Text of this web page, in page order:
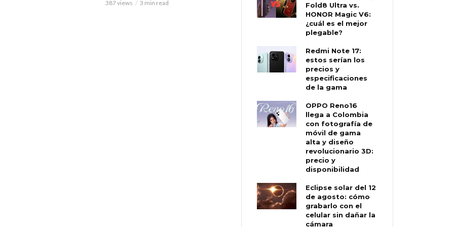
387 views 3 min read
Fold8 Ultra vs.
HONOR Magic V6:
¿cuál es el mejor
plegable?
Redmi Note 17:
estos serían los
precios y
especificaciones
de la gama
OPPO Reno16
llega a Colombia
con fotografía de
móvil de gama
alta y diseño
revolucionario 3D:
precio y
disponibilidad
Eclipse solar del 12
de agosto: cómo
grabarlo con el
celular sin dañar la
cámara